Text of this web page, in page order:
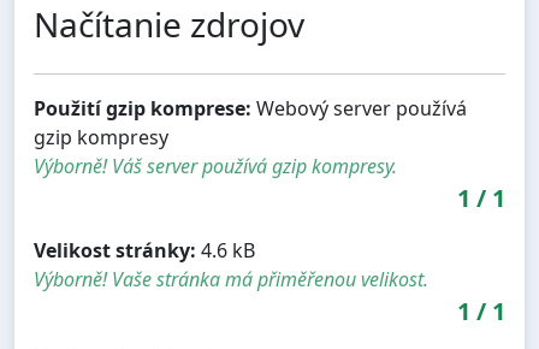
Načítanie zdrojov
Použití gzip komprese: Webový server používá
gzip kompresy
Výborně! Váš server používá gzip kompresy.
1 / 1
Velikost stránky: 4.6 kB
Výborně! Vaše stránka má přiměřenou velikost.
1 / 1